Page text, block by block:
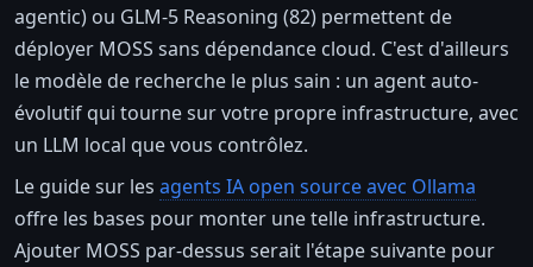
agentic) ou GLM-5 Reasoning (82) permettent de
déployer MOSS sans dépendance cloud. C'est d'ailleurs
le modèle de recherche le plus sain : un agent auto-
évolutif qui tourne sur votre propre infrastructure, avec
un LLM local que vous contrôlez.
Le guide sur les agents IA open source avec Ollama
offre les bases pour monter une telle infrastructure.
Ajouter MOSS par-dessus serait l'étape suivante pour